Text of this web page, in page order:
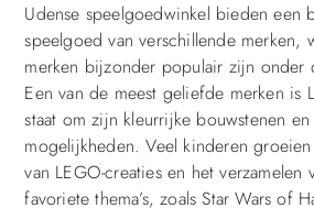
Udense speelgoedwinkel bieden een
speelgoed van verschillende merken,
merken bijzonder populair zijn onder
Een van de meest geliefde merken is
staat om zijn kleurrijke bouwstenen
mogelijkheden. Veel kinderen
van LEGO-creaties en het verzamelen
favoriete thema’s, zoals Star Wars of